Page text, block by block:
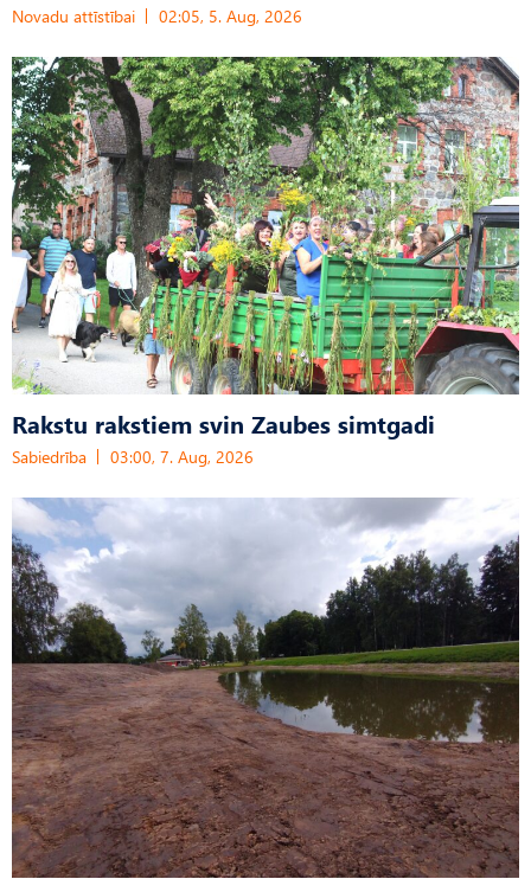
Novadu attīstībai 02:05, 5. Aug, 2026
Rakstu rakstiem svin Zaubes simtgadi
Sabiedrība 03:00, 7. Aug, 2026